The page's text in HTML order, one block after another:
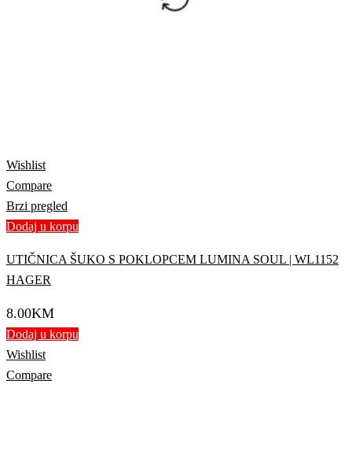
Wishlist
Compare
Brzi pregled
Dodaj u korpu
UTIČNICA ŠUKO S POKLOPCEM LUMINA SOUL | WL1152
HAGER
8.00KM
Dodaj u korpu
Wishlist
Compare